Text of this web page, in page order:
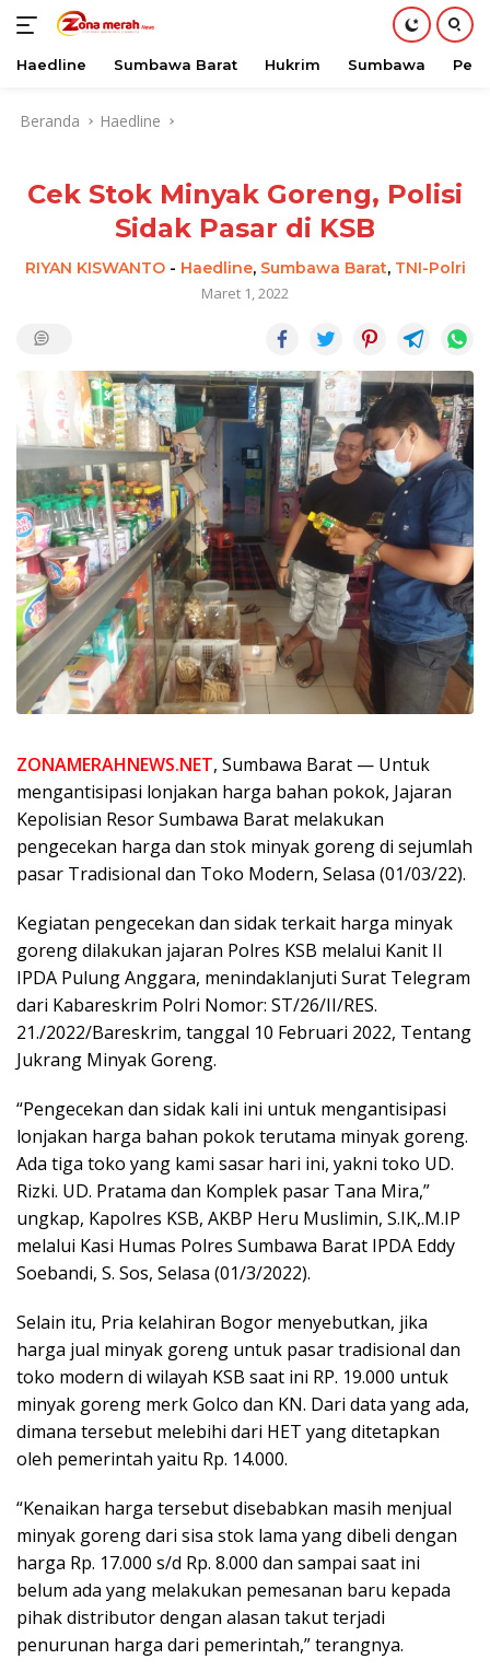
Haedline Sumbawa Barat Hukrim Sumbawa
Beranda Haedline
Cek Stok Minyak Goreng, Polisi
Sidak Pasar di KSB
RIYAN KISWANTO- Haedline, Sumbawa Barat, TNI-Polri
Maret 1, 2022
ZONAMERAHNEWS.NET, Sumbawa Barat — Untuk
mengantisipasi lonjakan harga bahan pokok, Jajaran
Kepolisian Resor Sumbawa Barat melakukan
pengecekan harga dan stok minyak goreng di sejumlah
pasar Tradisional dan Toko Modern, Selasa (01/03/22).
Kegiatan pengecekan dan sidak terkait harga minyak
goreng dilakukan jajaran Polres KSB melalui Kanit II
IPDA Pulung Anggara, menindaklanjuti Surat Telegram
dari Kabareskrim Polri Nomor: ST/26/II/RES.
21./2022/Bareskrim, tanggal 10 Februari 2022, Tentang
Jukrang Minyak Goreng.
“Pengecekan dan sidak kali ini untuk mengantisipasi
lonjakan harga bahan pokok terutama minyak goreng.
Ada tiga toko yang kami sasar hari ini, yakni toko UD.
Rizki. UD. Pratama dan Komplek pasar Tana Mira,”
ungkap, Kapolres KSB, AKBP Heru Muslimin, S.IK,.M.IP
melalui Kasi Humas Polres Sumbawa Barat IPDA Eddy
Soebandi, S. Sos, Selasa (01/3/2022).
Selain itu, Pria kelahiran Bogor menyebutkan, jika
harga jual minyak goreng untuk pasar tradisional dan
toko modern di wilayah KSB saat ini RP. 19.000 untuk
minyak goreng merk Golco dan KN. Dari data yang ada,
dimana tersebut melebihi dari HET yang ditetapkan
oleh pemerintah yaitu Rp. 14.000.
“Kenaikan harga tersebut disebabkan masih menjual
minyak goreng dari sisa stok lama yang dibeli dengan
harga Rp. 17.000 s/d Rp. 8.000 dan sampai saat ini
belum ada yang melakukan pemesanan baru kepada
pihak distributor dengan alasan takut terjadi
penurunan harga dari pemerintah,” terangnya.